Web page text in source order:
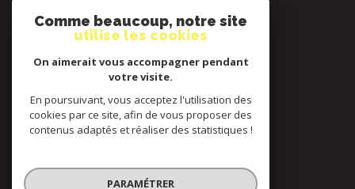
Nous
Nous
Comme beaucoup, notre site
utilise les cookies
On aimerait vous accompagner pendant
votre visite.
En poursuivant, vous acceptez l'utilisation des
cookies par ce site, afin de vous proposer des
contenus adaptés et réaliser des statistiques !
PARAMÉTRER